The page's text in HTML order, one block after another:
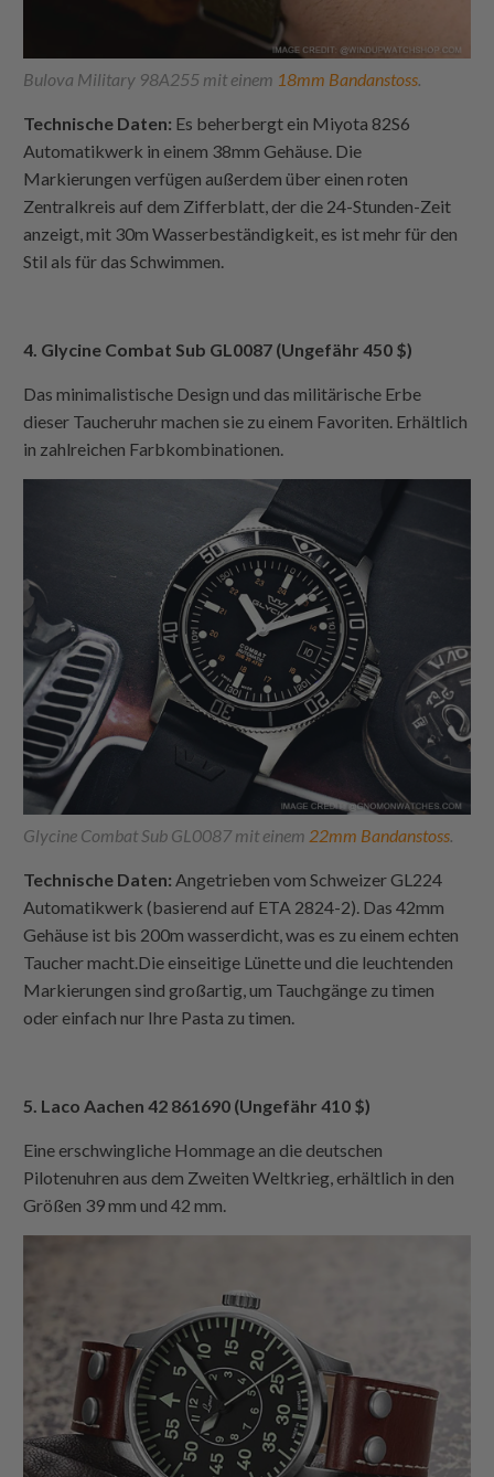
Bulova Military 98A255 mit einem 18mm Bandanstoss
Technische Daten: Es beherbergt ein Miyota 82S6
Automatikwerk in einem 38mm Gehäuse. Die
Markierungen verfügen außerdem über einen roten
Zentralkreis auf dem Zifferblatt, der die 24-Stunden-Zeit
anzeigt, mit 30m Wasserbeständigkeit, es ist mehr für den
Stil als für das Schwimmen.
4. Glycine Combat Sub GL0087 (Ungefähr 450 $)
Das minimalistische Design und das militärische Erbe
dieser Taucheruhr machen sie zu einem Favoriten. Erhältlich
in zahlreichen Farbkombinationen.
Glycine Combat Sub GL0087 mit einem 22mm Bandanstoss
Technische Daten: Angetrieben vom Schweizer GL224
Automatikwerk (basierend auf ETA 2824-2). Das 42mm
Gehäuse ist bis 200m wasserdicht, was es zu einem echten
Taucher macht.Die einseitige Lünette und die leuchtenden
Markierungen sind großartig, um Tauchgänge zu timen
oder einfach nur Ihre Pasta zu timen.
5. Laco Aachen 42 861690 (Ungefähr 410 $)
Eine erschwingliche Hommage an die deutschen
Pilotenuhren aus dem Zweiten Weltkrieg, erhältlich in den
Größen 39 mm und 42 mm.